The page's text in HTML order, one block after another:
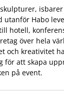
utanför Habo
hotell,
över hela
och kreativitet
för att skapa
på event.